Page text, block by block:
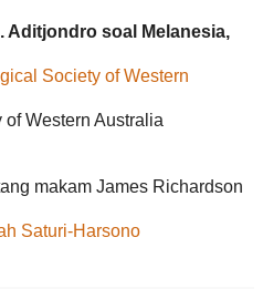
Aditjondro soal Melanesia,
Society of Western
Western Australia
makam James Richardson
Saturi-Harsono